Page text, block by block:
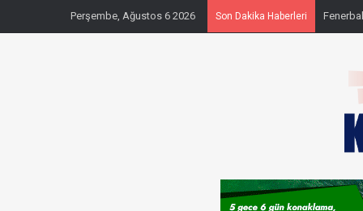
Perşembe, Ağustos 6 2026 Son Dakika Haberleri